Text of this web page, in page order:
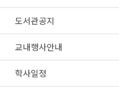
도서관공지
교내행사안내
학사일정